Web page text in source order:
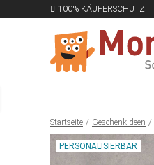
100% KÄUFERSCHUTZ
Startseite Geschenkideen
PERSONALISIERBAR